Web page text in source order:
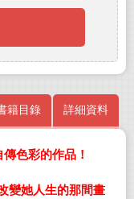
籍目錄 詳細資料
色彩的作品！
變她人生的那間畫